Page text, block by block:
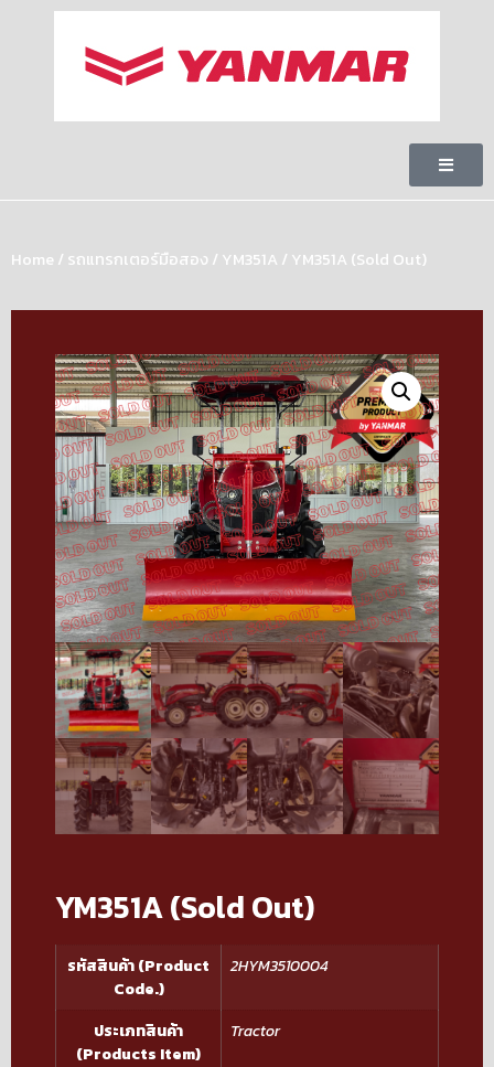
Home / รถแทรกเตอร์มือสอง / YM351A / YM351A (Sold Out)
YM351A (Sold Out)
รหัสสินค้า (Product
Code.)
2HYM3510004
ประเภทสินค้า
(Products Item)
Tractor